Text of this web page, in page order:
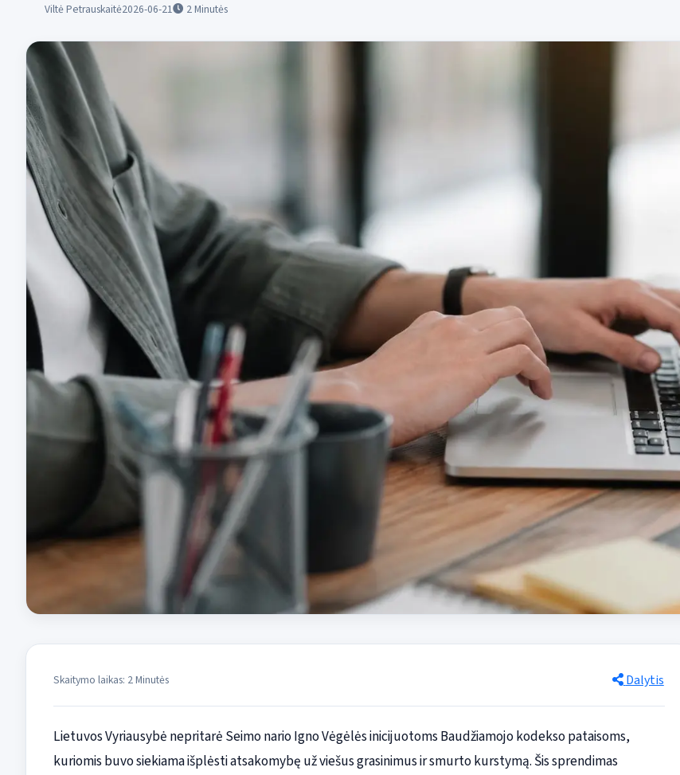
Viltė Petrauskaitė2026-06-21 2Minutės
Skaitymo laikas: 2 Minutės Dalytis
Lietuvos Vyriausybė nepritarė Seimo nario Igno Vėgėlės inicijuotoms Baudžiamojo kodekso pataisoms,
kuriomis buvo siekiama išplėsti atsakomybę už viešus grasinimus ir smurto kurstymą. Šis sprendimas